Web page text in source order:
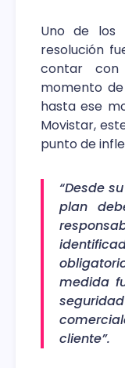
Uno de los
resolución
contar con
momento
hasta ese
Movistar,
punto de
“Desde
plan
medida
cliente”.